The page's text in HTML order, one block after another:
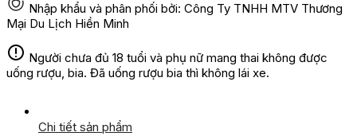
Nhập khẩu và phân phối bởi: Công Ty TNHH MTV Thương
Mại Du Lịch Hiền Minh
Người chưa đủ 18 tuổi và phụ nữ mang thai không được
uống rượu, bia. Đã uống rượu bia thì không lái xe.
Chi tiết sản phẩm